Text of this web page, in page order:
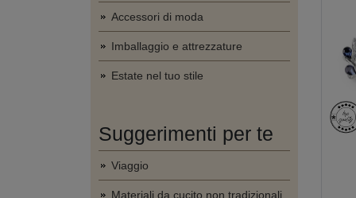
Accessori di moda
Imballaggio e attrezzature
Estate nel tuo stile
Suggerimenti per te
Viaggio
Materiali da cucito non tradizionali